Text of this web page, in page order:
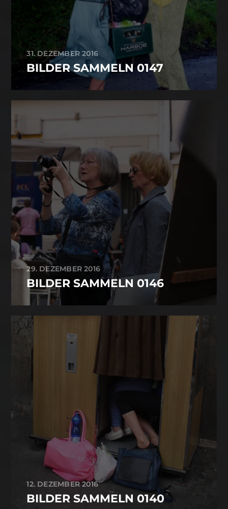
31. DEZEMBER 2016
BILDER SAMMELN 0147
29. DEZEMBER 2016
BILDER SAMMELN 0146
12. DEZEMBER 2016
BILDER SAMMELN 0140